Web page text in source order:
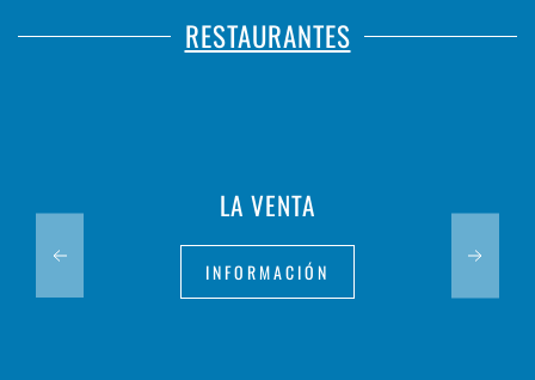
RESTAURANTES
LA VENTA
INFORMACIÓN